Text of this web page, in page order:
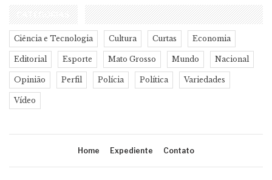
CATEGORIAS
Ciência e Tecnologia Cultura Curtas Economia
Editorial Esporte Mato Grosso Mundo Nacional
Opinião Perfil Polícia Política Variedades
Vídeo
Home Expediente Contato